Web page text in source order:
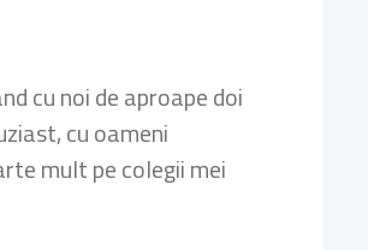
cu noi de aproape doi
cu oameni
mult pe colegii mei